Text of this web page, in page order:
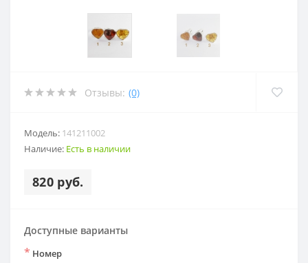
Отзывы: (0)
Модель: 141211002
Наличие: Есть в наличии
820 руб.
Доступные варианты
* Номер